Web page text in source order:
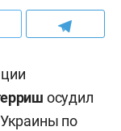
осудил
по